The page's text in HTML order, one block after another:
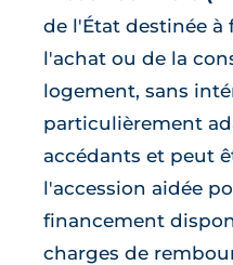
de l'État destinée
l'achat ou de la
logement, sans
particulièrement
accédants et peut
l'accession aidée
financement
charges de